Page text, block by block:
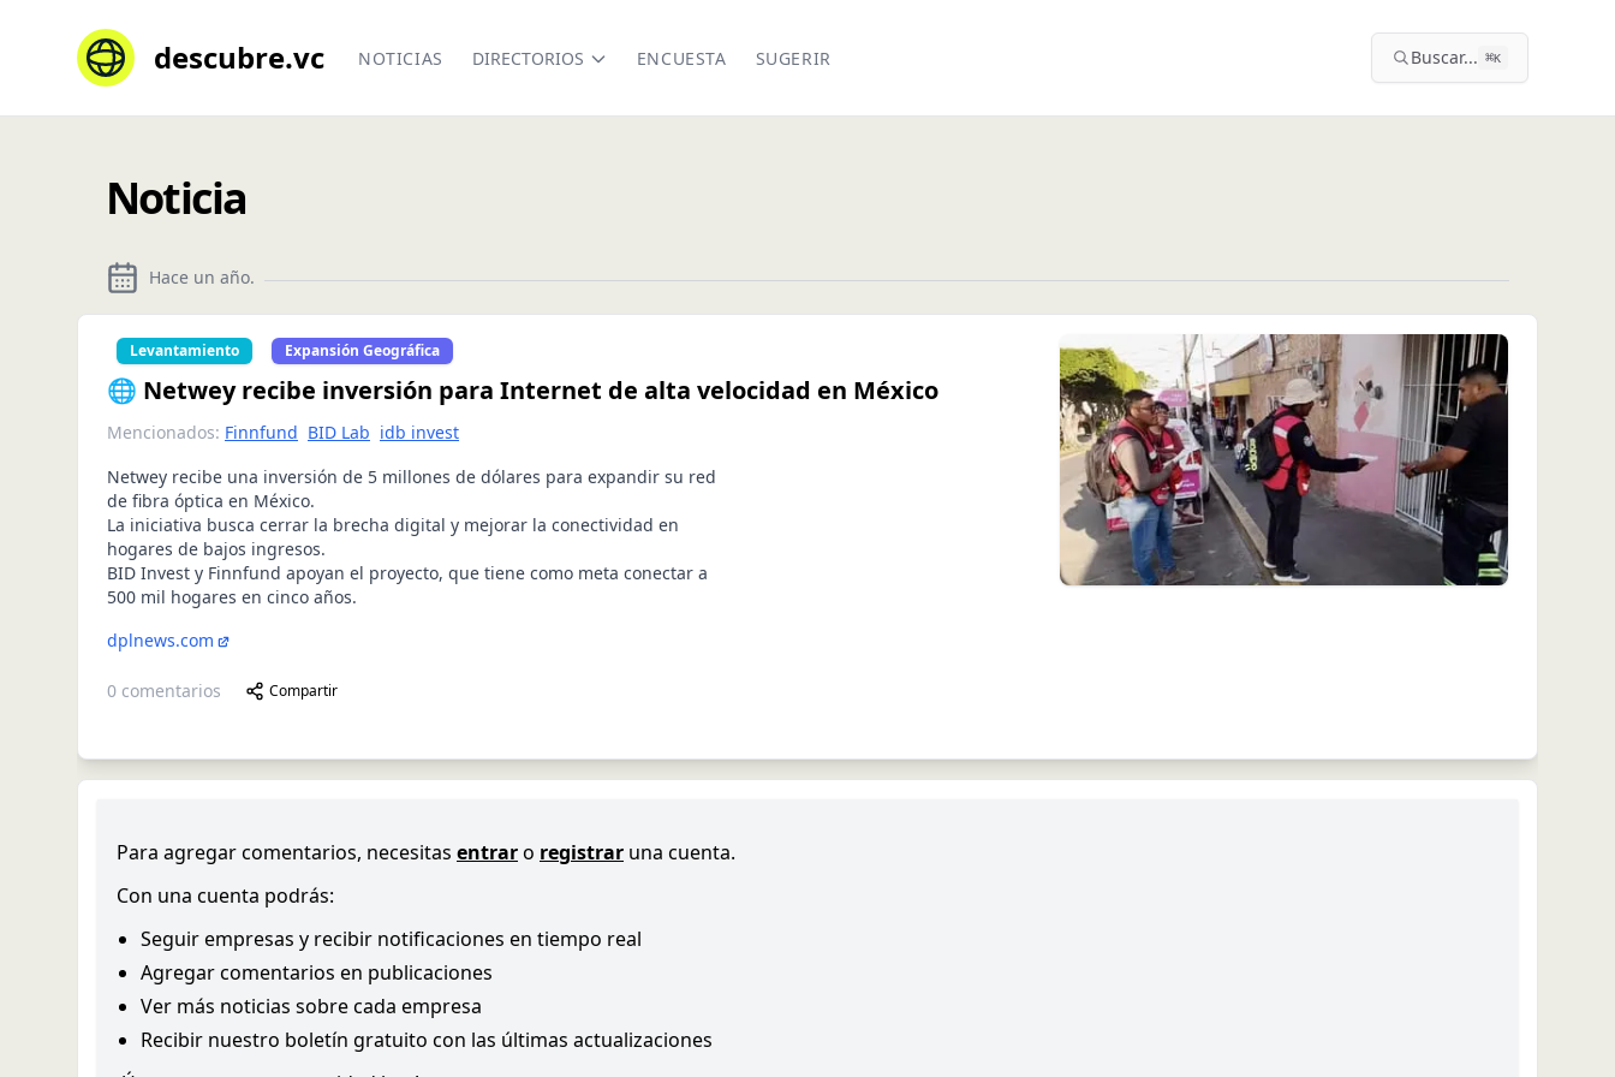
descubre.vc NOTICIAS DIRECTORIOS ENCUESTA SUGERIR Buscar... ⌘K
Noticia
Hace un año.
Levantamiento Expansión Geográfica
🌐 Netwey recibe inversión para Internet de alta velocidad en México
Mencionados: Finnfund BID Lab idb invest
Netwey recibe una inversión de 5 millones de dólares para expandir su red
de fibra óptica en México.
La iniciativa busca cerrar la brecha digital y mejorar la conectividad en
hogares de bajos ingresos.
BID Invest y Finnfund apoyan el proyecto, que tiene como meta conectar a
500 mil hogares en cinco años.
dplnews.com
0 comentarios Compartir
Para agregar comentarios, necesitas entraro registrar una cuenta.
Con una cuenta podrás:
Seguir empresas y recibir notificaciones en tiempo real
Agregar comentarios en publicaciones
Ver más noticias sobre cada empresa
Recibir nuestro boletín gratuito con las últimas actualizaciones